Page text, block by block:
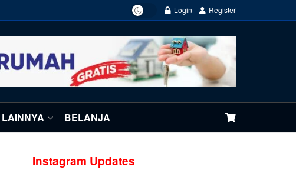
Login Register
LAINNYA BELANJA
Instagram Updates